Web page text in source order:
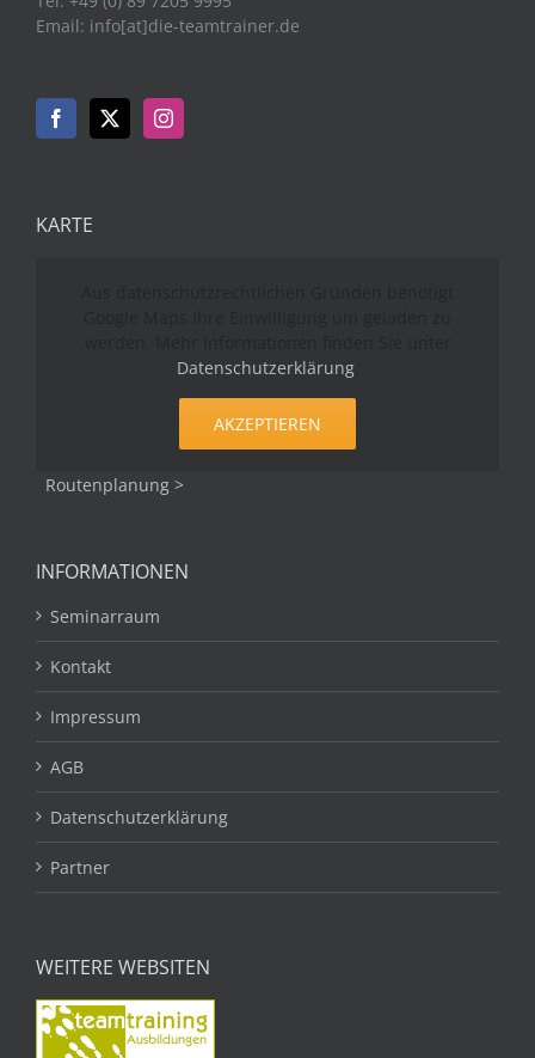
Email: info[at]die-teamtrainer.de
KARTE
Datenschutzerklärung.
AKZEPTIEREN
Routenplanung >
INFORMATIONEN
Seminarraum
Kontakt
Impressum
AGB
Datenschutzerklärung
Partner
WEITERE WEBSITEN